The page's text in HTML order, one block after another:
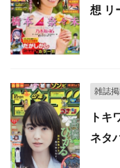
想 リ
雑誌
トキ
ネタ